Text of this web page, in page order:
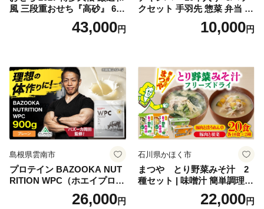
風 三段重おせち『高砂』 6.5
寸 3段重 2～3人前 おせち料
理 重箱 お正月 冷凍おせち 縁
ち 本格おせち おせち予約 年
末 年始 お取り寄せ 新春 贅沢
おせち こだわりおせち 惣菜
老舗おせち ふるさと納税お
せち 御節 お節料理 正月 調理
不要 おせち料理2027
43,000円
クセット 手羽先 惣菜 弁当 お
かず お酒 おつまみ ギフト キ
ャンプ アウトドア キャンプ
10,000円
島根県雲南市
プロテイン BAZOOKA NUT
RITION WPC（ホエイプロテ
イン）＜プレーン＞ 900g｜
バズーカ岡田監修・植物由来
26,000円
石川県かほく市
まつや とり野菜みそ汁 2
種セット | 味噌汁 簡単調理
お味噌 おみそ みそ とり野菜
時短料理 時短ごはん ご当地
22,000円